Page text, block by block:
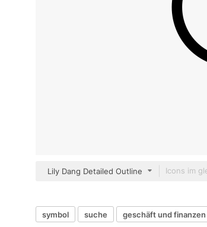
Lily Dang Detailed Outline
symbol suche geschäft und finanzen